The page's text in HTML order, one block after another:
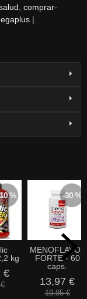
comprar-
|
%
kg
€
-30 %
MENOFLAVOL
FORTE - 60
caps.
13,97 €
19,95 €